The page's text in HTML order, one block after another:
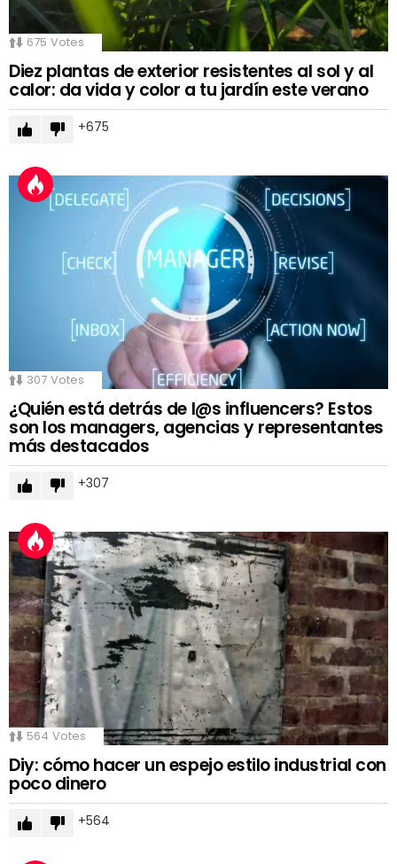
675 Votes
Diez plantas de exterior resistentes al sol y al
calor: da vida y color a tu jardín este verano
675
307 Votes
¿Quién está detrás de l@s influencers? Estos
son los managers, agencias y representantes
más destacados
307
564 Votes
Diy: cómo hacer un espejo estilo industrial con
poco dinero
564